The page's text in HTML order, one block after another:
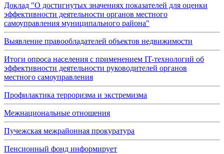
Доклад "О достигнутых значениях показателей для оценки
эффективности деятельности органов местного
самоуправления муниципального района"
Выявление правообладателей объектов недвижимости
Итоги опроса населения с применением IT-технологий об
эффективности деятельности руководителей органов
местного самоуправления
Профилактика терроризма и экстремизма
Межнациональные отношения
Пучежская межрайонная прокуратура
Пенсионный фонд информирует